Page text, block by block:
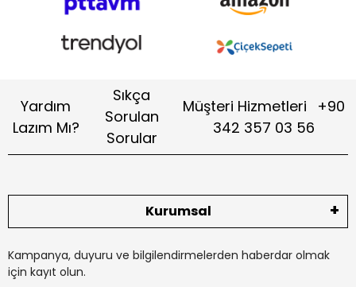
Yardım
Lazım Mı?
Sıkça
Sorulan
Sorular
Müşteri Hizmetleri
+90
342 357 03 56
Kurumsal
Kampanya, duyuru ve bilgilendirmelerden haberdar olmak
için kayıt olun.